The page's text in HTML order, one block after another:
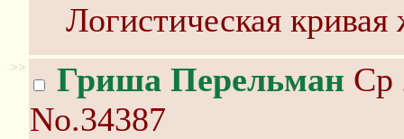
Логистическая кривая
>> Гриша Перельман Ср
No.34387